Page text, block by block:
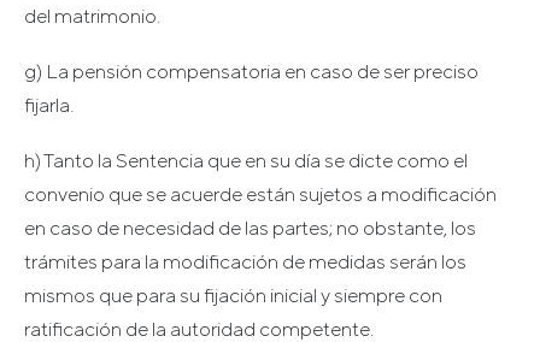
del matrimonio.
g) La pensión compensatoria en caso de ser preciso
fijarla.
h) Tanto la Sentencia que en su día se dicte como el
convenio que se acuerde están sujetos a modificación
en caso de necesidad de las partes; no obstante, los
trámites para la modificación de medidas serán los
mismos que para su fijación inicial y siempre con
ratificación de la autoridad competente.